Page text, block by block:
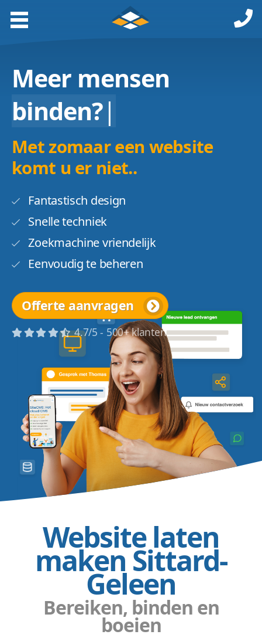
Website laten
maken Sittard-
Geleen
Bereiken, binden en
boeien
Meer mensen
binden?|
Met zomaar een website
komt u er niet..
Fantastisch design
Snelle techniek
Zoekmachine vriendelijk
Eenvoudig te beheren
Offerte aanvragen
4.7/5 - 500+ klanten